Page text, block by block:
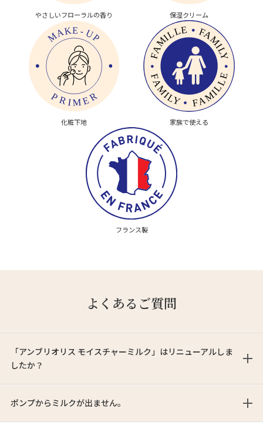
やさしいフローラルの香り 保湿クリーム
化粧下地 家族で使える
フランス製
よくあるご質問
「アンブリオリス モイスチャーミルク」はリニューアルしま
したか？
ポンプからミルクが出ません。